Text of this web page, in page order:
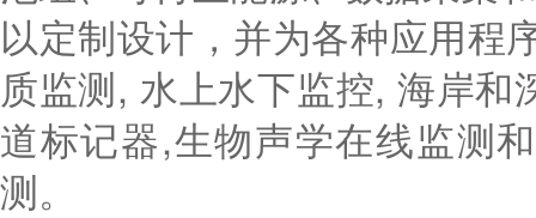
以定制设计，并为各种应用程
质监测, 水上水下监控, 海岸和
道标记器,生物声学在线监测
测。